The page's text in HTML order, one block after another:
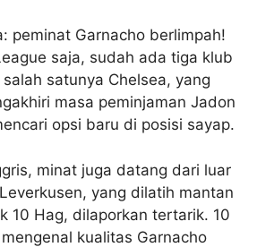
peminat Garnacho berlimpah!
saja, sudah ada tiga klub
satunya Chelsea, yang
masa peminjaman Jadon
opsi baru di posisi sayap.
minat juga datang dari luar
yang dilatih mantan
10 Hag, dilaporkan tertarik. 10
kualitas Garnacho